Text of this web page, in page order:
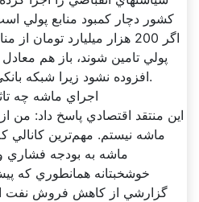
کشور دچار کمبود منابع پولي
اگر 200 هزار ميليارد
افزوده نشود زيرا شبکه بانکي نيازمند پول پر قدرت است.
اجراي ماشه چه
اين منتقد اقتصادي پاسخ داد: من
ماشه نيستم. مهم‌ترين
ماشه به بودجه
خوشخبتانه همانطوري که
گزارشي از کاهش فروش نفت